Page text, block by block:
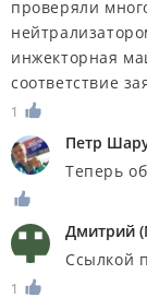
проверяли
инжекторная
соответствие
1
Петр
Теперь
Дмитрий (
Ссылкой
1